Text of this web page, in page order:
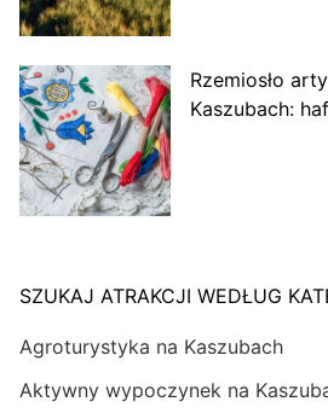
Rzemiosło
Kaszubach:
SZUKAJ ATRAKCJI WEDŁUG
Agroturystyka na Kaszubach
Aktywny wypoczynek na